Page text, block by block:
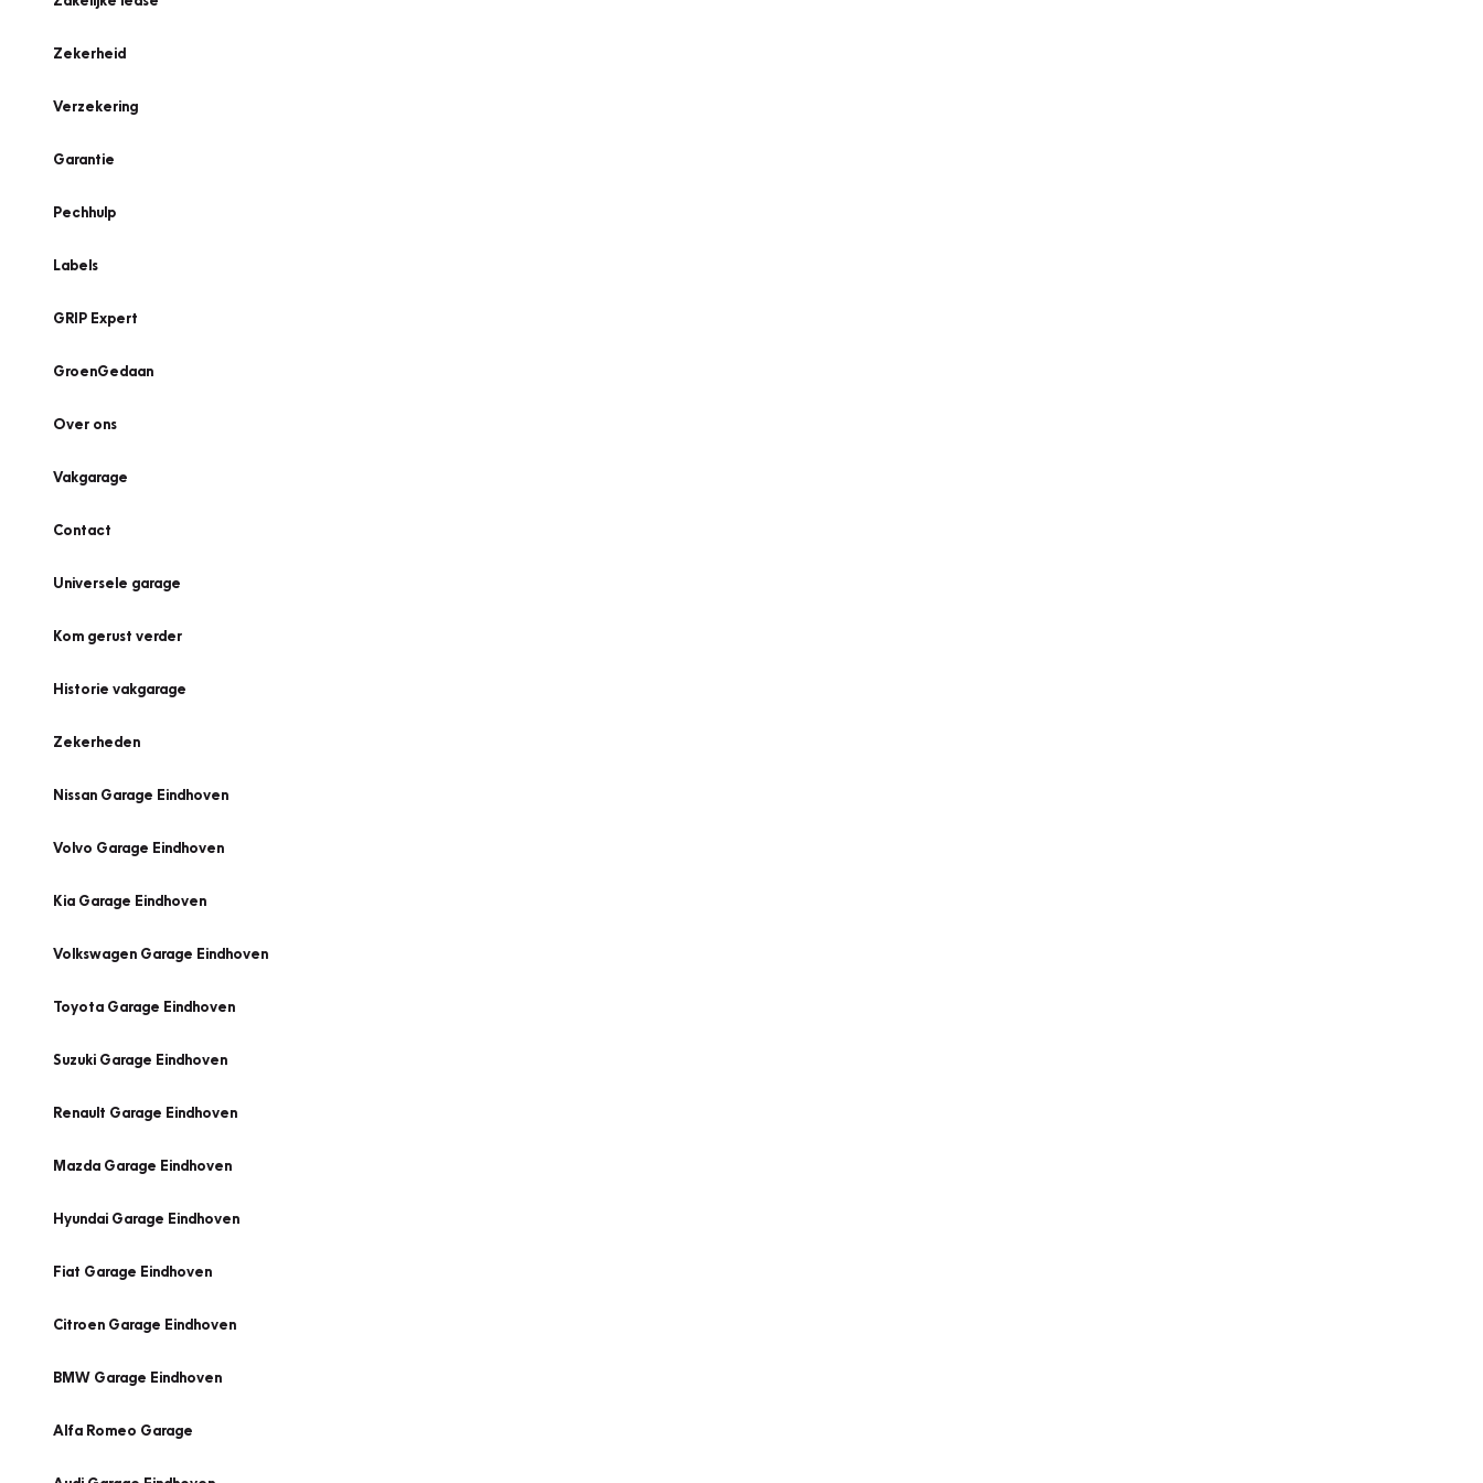
Zekerheid
Verzekering
Garantie
Pechhulp
Labels
GRIP Expert
GroenGedaan
Over ons
Vakgarage
Contact
Universele garage
Kom gerust verder
Historie vakgarage
Zekerheden
Nissan Garage Eindhoven
Volvo Garage Eindhoven
Kia Garage Eindhoven
Volkswagen Garage Eindhoven
Toyota Garage Eindhoven
Suzuki Garage Eindhoven
Renault Garage Eindhoven
Mazda Garage Eindhoven
Hyundai Garage Eindhoven
Fiat Garage Eindhoven
Citroen Garage Eindhoven
BMW Garage Eindhoven
Alfa Romeo Garage